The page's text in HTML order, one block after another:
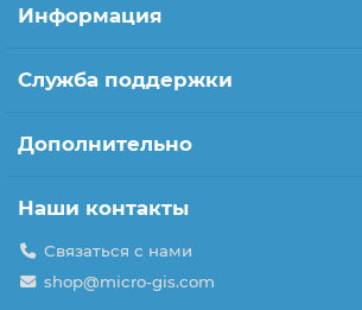
Информация
Служба поддержки
Дополнительно
Наши контакты
Связаться с нами
shop@micro-gis.com